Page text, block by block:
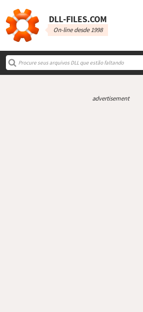
DLL‑FILES.COM
On-line desde 1998
advertisement